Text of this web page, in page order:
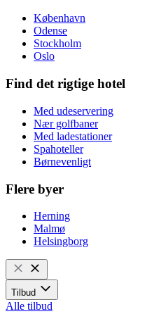
København
Odense
Stockholm
Oslo
Find det rigtige hotel
Med udeservering
Nær golfbaner
Med ladestationer
Spahoteller
Børnevenligt
Flere byer
Herning
Malmø
Helsingborg
Tilbud
Alle tilbud